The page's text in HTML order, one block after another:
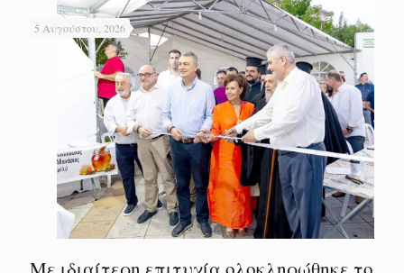
5 Αυγούστου, 2026